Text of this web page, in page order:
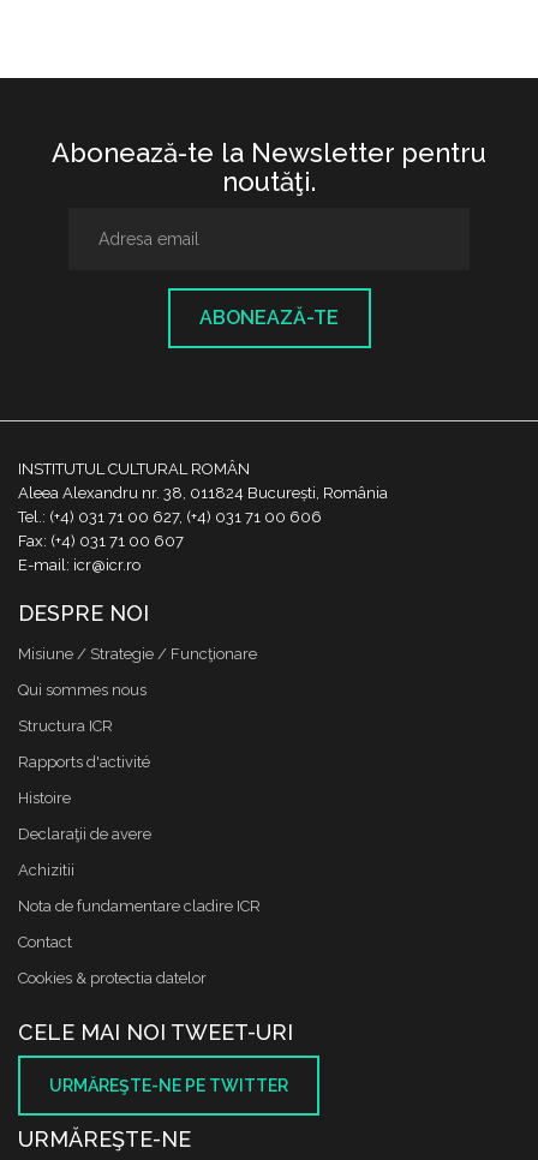
Abonează-te la Newsletter pentru
noutăţi.
ABONEAZĂ-TE
INSTITUTUL CULTURAL ROMÂN
Aleea Alexandru nr. 38, 011824 București, România
Tel.: (+4) 031 71 00 627, (+4) 031 71 00 606
Fax: (+4) 031 71 00 607
E-mail: icr@icr.ro
DESPRE NOI
Misiune / Strategie / Funcţionare
Qui sommes nous
Structura ICR
Rapports d'activité
Histoire
Declaraţii de avere
Achizitii
Nota de fundamentare cladire ICR
Contact
Cookies & protectia datelor
CELE MAI NOI TWEET-URI
URMĂREŞTE-NE PE TWITTER
URMĂREŞTE-NE